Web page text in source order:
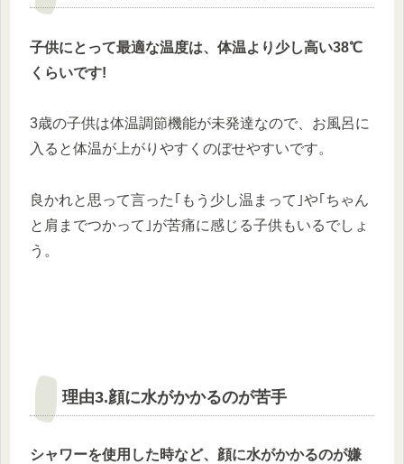
子供にとって最適な温度は、 体温より少し高い38℃
くらいです!
3歳の子供は体温調節機能が未発達なので、お風呂に
入ると体温が上がりやすくのぼせやすいです。
良かれと思って言った｢もう少し温まって｣や｢ちゃん
と肩までつかって｣が苦痛に感じる子供もいるでしょ
う。
理由3.顔に水がかかるのが苦手
シャワーを使用した時など、顔に水がかかるのが嫌